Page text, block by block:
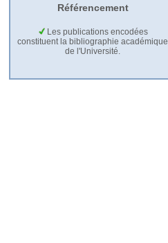
Référencement
Les publications encodées
constituent la bibliographie académique
de l'Université.